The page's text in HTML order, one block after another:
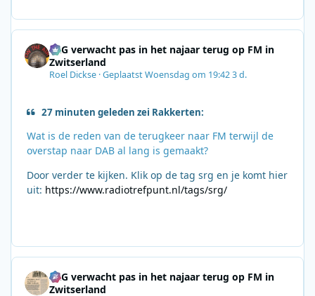
SRG verwacht pas in het najaar terug op FM in
Zwitserland
Roel Dickse ·GeplaatstWoensdag om 19:423 d.
27 minuten geleden zei Rakkerten:
Wat is de reden van de terugkeer naar FM terwijl de
overstap naar DAB al lang is gemaakt?
Door verder te kijken. Klik op de tag srg en je komt hier
uit: https://www.radiotrefpunt.nl/tags/srg/
SRG verwacht pas in het najaar terug op FM in
Zwitserland